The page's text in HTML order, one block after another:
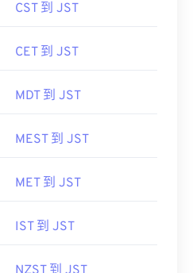
CST 到 JST
CET 到 JST
MDT 到 JST
MEST 到 JST
MET 到 JST
IST 到 JST